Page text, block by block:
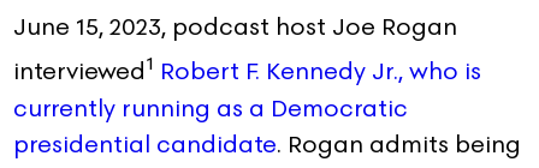
June 15, 2023, podcast host Joe Rogan
interviewed1 Robert F. Kennedy Jr., who is
currently running as a Democratic
presidential candidate. Rogan admits being